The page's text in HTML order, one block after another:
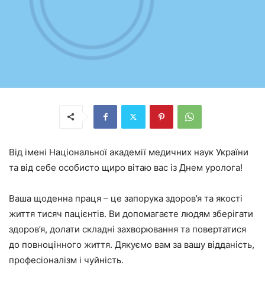
Від імені Національної академії медичних наук України
та від себе особисто щиро вітаю вас із Днем уролога!
Ваша щоденна праця – це запорука здоров’я та якості
життя тисяч пацієнтів. Ви допомагаєте людям зберігати
здоров’я, долати складні захворювання та повертатися
до повноцінного життя. Дякуємо вам за вашу відданість,
професіоналізм і чуйність.